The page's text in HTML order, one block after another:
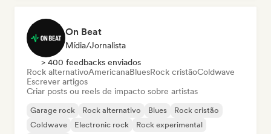
On Beat
Mídia/Jornalista
> 400 feedbacks enviados
Rock alternativoAmericanaBluesRock cristãoColdwave
Escrever artigos
Criar posts ou reels de impacto sobre artistas
Garage rock Rock alternativo Blues
Rock cristão
Coldwave
Electronic rock
Rock experimental